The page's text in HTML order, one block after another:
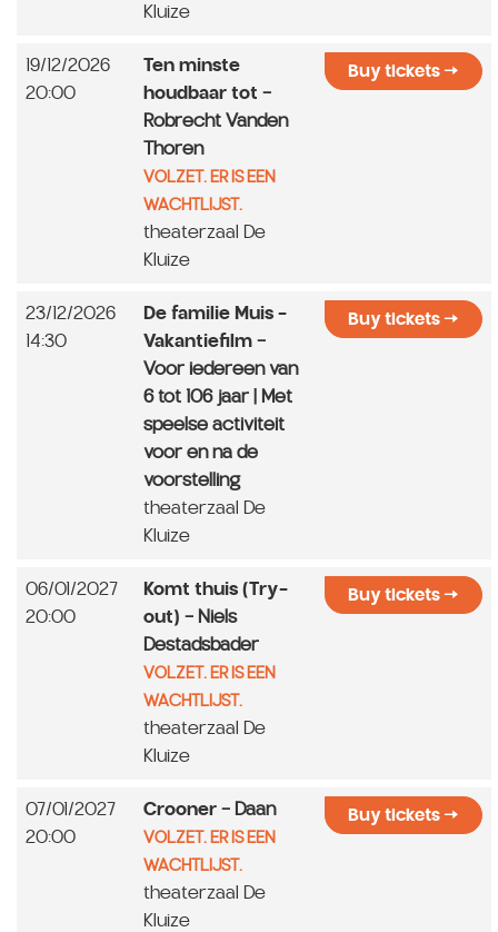
Kluize
19/12/2026
20:00
Ten minste
houdbaar tot -
Robrecht Vanden
Thoren
VOLZET. ER IS EEN
WACHTLIJST.
theaterzaal De
Kluize
Buy tickets
23/12/2026
14:30
De familie Muis -
Vakantiefilm -
Voor iedereen van
6 tot 106 jaar | Met
speelse activiteit
voor en na de
voorstelling
theaterzaal De
Kluize
Buy tickets
06/01/2027
20:00
Komt thuis (Try-
out) - Niels
Destadsbader
VOLZET. ER IS EEN
WACHTLIJST.
theaterzaal De
Kluize
Buy tickets
07/01/2027
20:00
Crooner - Daan
VOLZET. ER IS EEN
WACHTLIJST.
theaterzaal De
Kluize
Buy tickets